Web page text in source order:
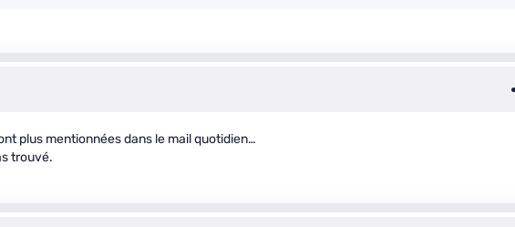
plus mentionnées dans le mail quotidien…
trouvé.